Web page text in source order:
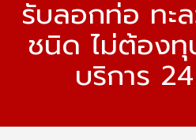
รับลอกท่อ ทะ
ชนิด ไม่ต้อง
บริการ